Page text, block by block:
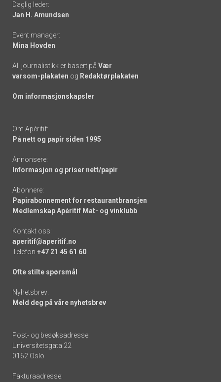
links
Daglig leder:
Jan H. Amundsen
Event manager:
Mina Hovden
All journalistikk er basert på Vær
varsom-plakaten og Redaktørplakaten
Om informasjonskapsler
Om Apéritif:
På nett og papir siden 1995
Annonsere:
Informasjon og priser nett/papir
Abonnere:
Papirabonnement for restaurantbransjen
Medlemskap Apéritif Mat- og vinklubb
Kontakt oss:
aperitif@aperitif.no
Telefon +47 21 45 61 60
Ofte stilte spørsmål
Nyhetsbrev:
Meld deg på våre nyhetsbrev
Post- og besøksadresse:
Universitetsgata 22
0162 Oslo
Fakturaadresse: